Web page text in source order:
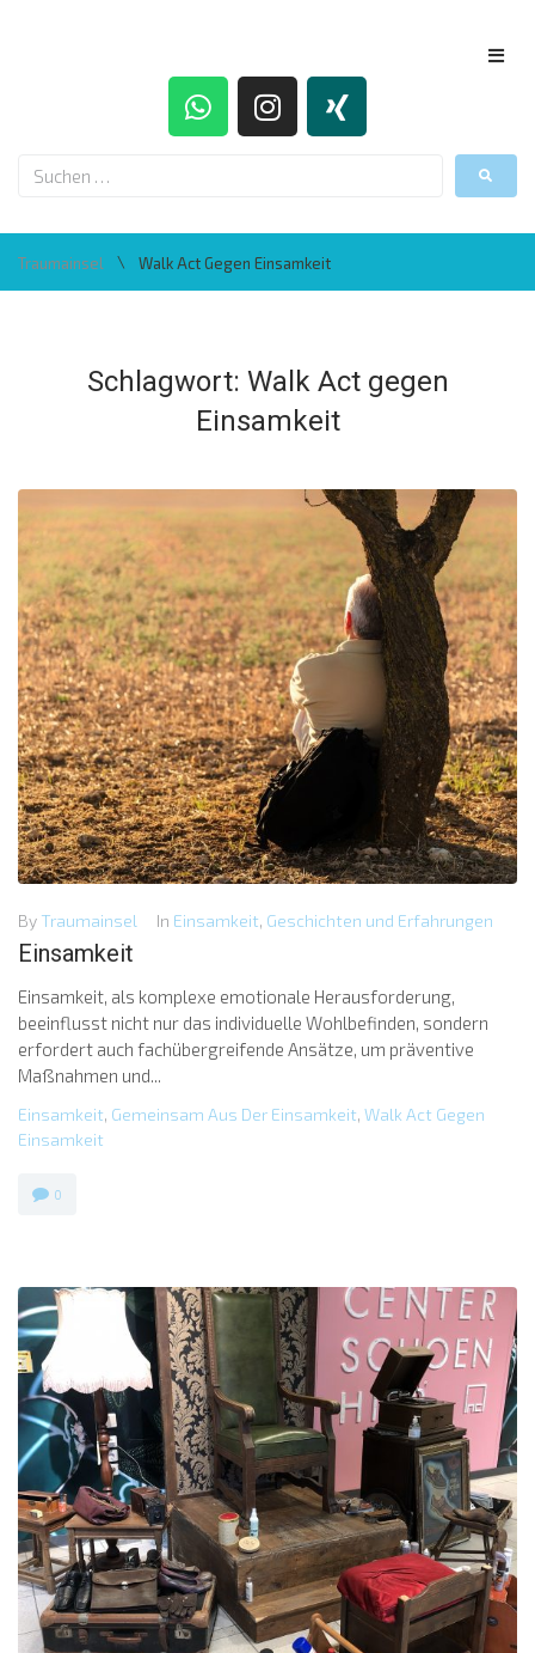
Traumainsel \ Walk Act Gegen Einsamkeit
Schlagwort: Walk Act gegen
Einsamkeit
By Traumainsel In Einsamkeit, Geschichten und Erfahrungen
Einsamkeit
Einsamkeit, als komplexe emotionale Herausforderung,
beeinflusst nicht nur das individuelle Wohlbefinden, sondern
erfordert auch fachübergreifende Ansätze, um präventive
Maßnahmen und...
Einsamkeit, Gemeinsam Aus Der Einsamkeit, Walk Act Gegen
Einsamkeit
0